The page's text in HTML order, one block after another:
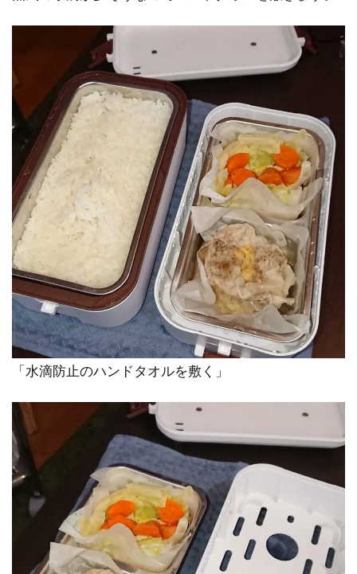
「水滴防止のハンドタオルを敷く」